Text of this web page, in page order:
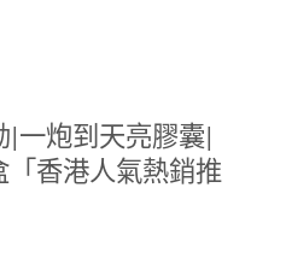
|一炮到天亮膠囊|
香港人氣熱銷推